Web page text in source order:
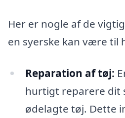
Her er nogle af de
en syerske kan være til
Reparation af tøj:
hurtigt reparere dit
ødelagte tøj. Dette